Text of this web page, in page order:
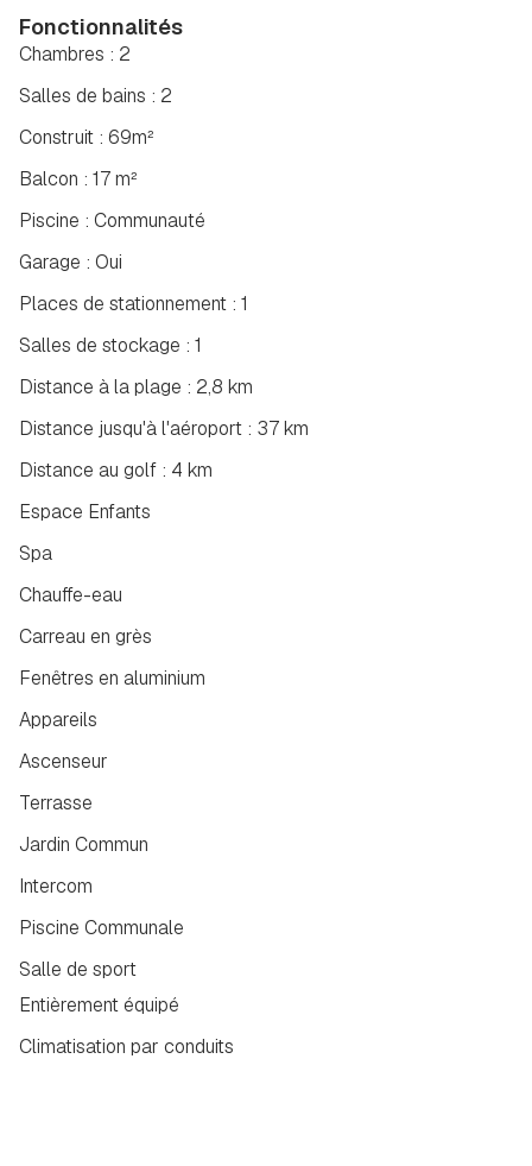
Fonctionnalités
Salles de bains : 2
Climatisation par conduits
Construit : 69m²
Chambres : 2
Balcon : 17 m²
Piscine : Communauté
Garage : Oui
Places de stationnement : 1
Salles de stockage : 1
Distance à la plage : 2,8 km
Distance jusqu'à l'aéroport : 37 km
Distance au golf : 4 km
Espace Enfants
Spa
Chauffe-eau
Carreau en grès
Fenêtres en aluminium
Appareils
Ascenseur
Terrasse
Jardin Commun
Intercom
Piscine Communale
Salle de sport
Entièrement équipé